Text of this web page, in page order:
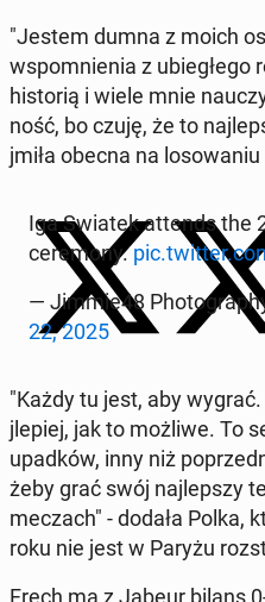
"Jestem dumna z moich
wspom­nienia z ubiegłego
his­torią i wiele mnie
ność, bo czuję, że to
jmiła obecna na
Iga Swiatek attends the
cer­e­mo­ny.
— Jimmie48
22, 2025
"Każdy tu jest, aby
jlepiej, jak to możliwe. To
upadków, inny niż
żeby grać swój na­jlep­szy
meczach" - dodała Polka,
roku nie jest w Paryżu
Fręch ma z Jabeur bilans